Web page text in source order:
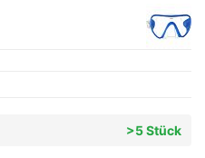
>5 Stück